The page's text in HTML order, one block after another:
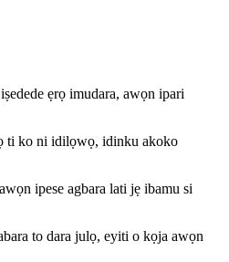
ẹrọ imudara, awọn ipari
ti ko ni idilọwọ, idinku akoko
ipese agbara lati jẹ ibamu si
to dara julọ, eyiti o kọja awọn